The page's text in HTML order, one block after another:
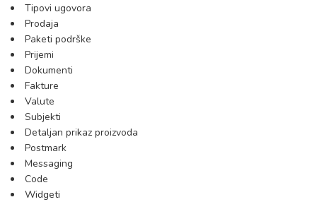
Tipovi ugovora
Prodaja
Paketi podrške
Prijemi
Dokumenti
Fakture
Valute
Subjekti
Detaljan prikaz proizvoda
Postmark
Messaging
Code
Widgeti